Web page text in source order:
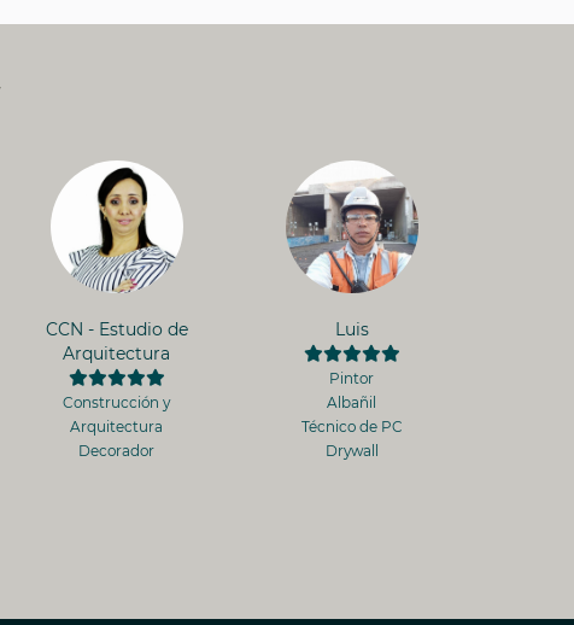
CCN - Estudio de
Arquitectura
Construcción y
Arquitectura
Decorador
Luis
Pintor
Albañil
Técnico de PC
Drywall